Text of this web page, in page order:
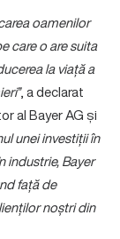
oamenilor
care o are suita
la viață a
, a declarat
al Bayer AG și
unei investiții în
industrie, Bayer
față de
noștri din